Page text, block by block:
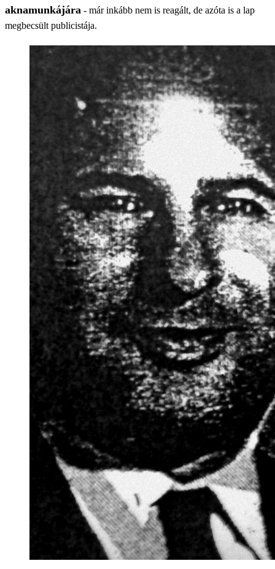
aknamunkájára - már inkább nem is reagált, de azóta is a lap
megbecsült publicistája.